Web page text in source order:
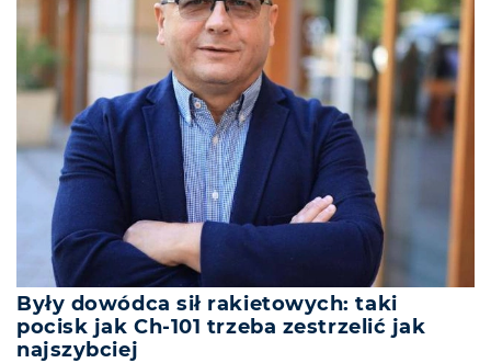
Były dowódca sił rakietowych: taki
pocisk jak Ch-101 trzeba zestrzelić jak
najszybciej